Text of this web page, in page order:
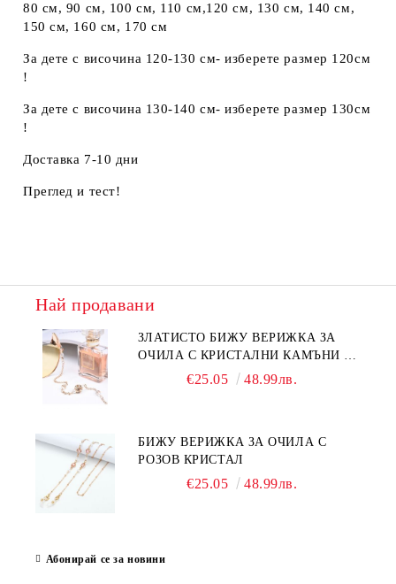
80 см, 90 см, 100 см, 110 см,120 см, 130 см, 140 см,
150 см, 160 см, 170 см
За дете с височина 120-130 см- изберете размер 120см
!
За дете с височина 130-140 см- изберете размер 130см
!
Доставка 7-10 дни
Преглед и тест!
Най продавани
ЗЛАТИСТО БИЖУ ВЕРИЖКА ЗА
ОЧИЛА С КРИСТАЛНИ КАМЪНИ И
€25.05 48.99лв.
БИЖУ ВЕРИЖКА ЗА ОЧИЛА С
РОЗОВ КРИСТАЛ
€25.05 48.99лв.
Абонирай се за новини